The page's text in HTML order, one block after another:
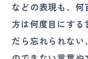
などの表現も、
方は何度目にす
だら忘れられない